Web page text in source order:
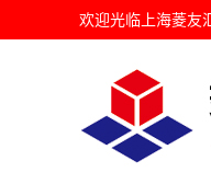
欢迎光临 上海菱